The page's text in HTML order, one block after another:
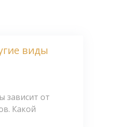
виды
зависит от
Какой